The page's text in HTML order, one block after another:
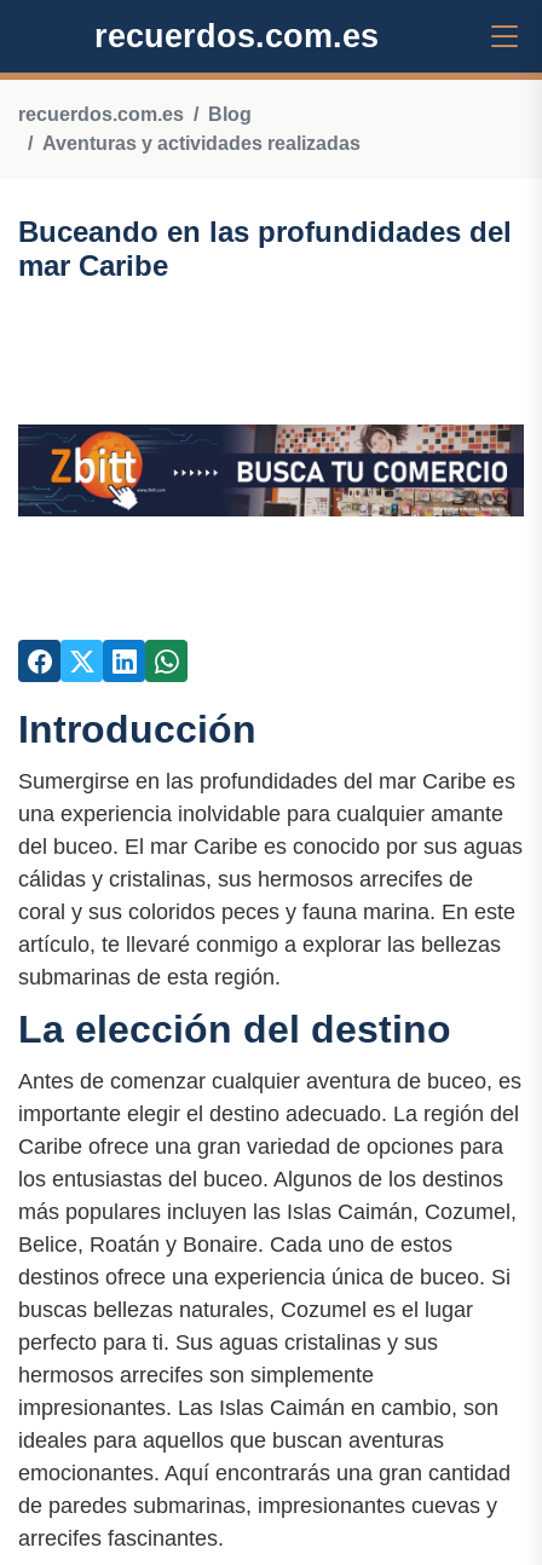
recuerdos.com.es
recuerdos.com.es
Blog
Aventuras y actividades realizadas
Buceando en las profundidades del
mar Caribe
Introducción
Sumergirse en las profundidades del mar Caribe es
una experiencia inolvidable para cualquier amante
del buceo. El mar Caribe es conocido por sus aguas
cálidas y cristalinas, sus hermosos arrecifes de
coral y sus coloridos peces y fauna marina. En este
artículo, te llevaré conmigo a explorar las bellezas
submarinas de esta región.
La elección del destino
Antes de comenzar cualquier aventura de buceo, es
importante elegir el destino adecuado. La región del
Caribe ofrece una gran variedad de opciones para
los entusiastas del buceo. Algunos de los destinos
más populares incluyen las Islas Caimán, Cozumel,
Belice, Roatán y Bonaire. Cada uno de estos
destinos ofrece una experiencia única de buceo. Si
buscas bellezas naturales, Cozumel es el lugar
perfecto para ti. Sus aguas cristalinas y sus
hermosos arrecifes son simplemente
impresionantes. Las Islas Caimán en cambio, son
ideales para aquellos que buscan aventuras
emocionantes. Aquí encontrarás una gran cantidad
de paredes submarinas, impresionantes cuevas y
arrecifes fascinantes.